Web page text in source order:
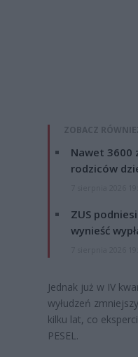
ZOBACZ
Nawet 3600
rodziców
ZUS
wynieść
Jednak już w IV
wyłudzeń
kilku lat, co
PESEL.